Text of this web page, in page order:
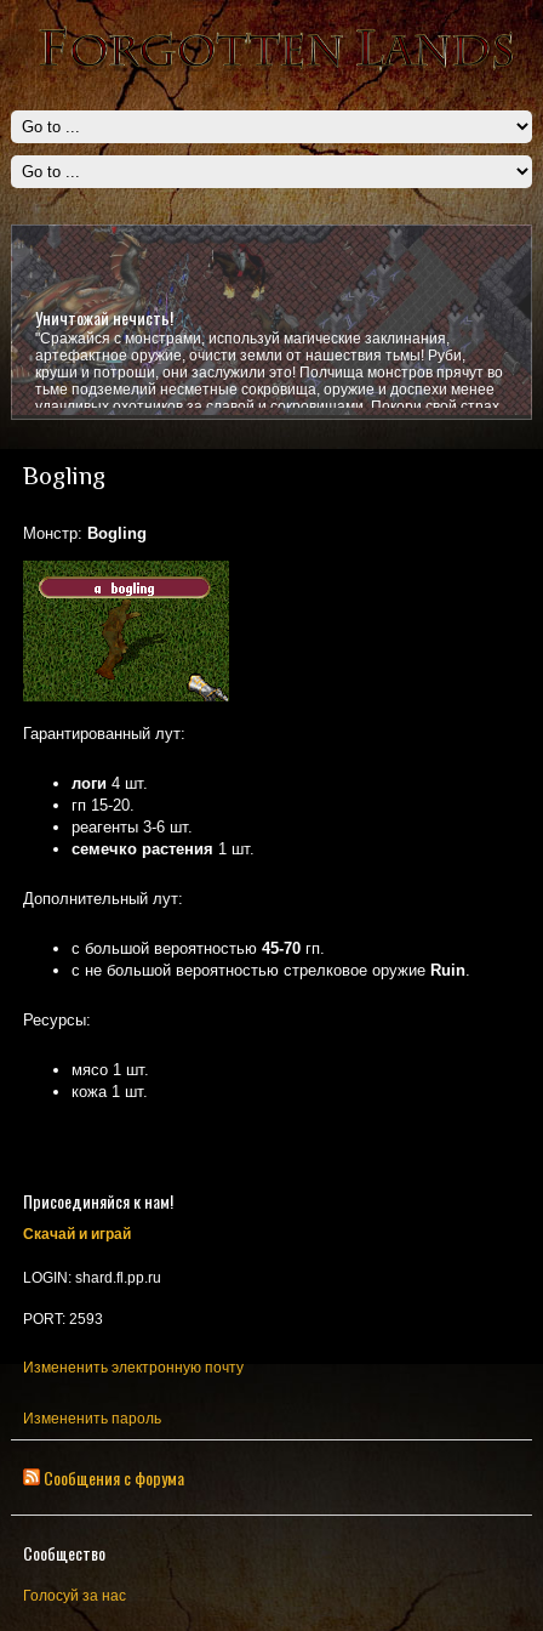
Уничтожай нечисть!
"Сражайся с монстрами, используй магические заклинания,
артефактное оружие, очисти земли от нашествия тьмы! Руби,
круши и потроши, они заслужили это! Полчища монстров прячут во
тьме подземелий несметные сокровища, оружие и доспехи менее
удачливых охотников за славой и сокровищами. Покори свой страх,
покажи им кто тут главный!
Bogling
Монстр: Bogling
Гарантированный лут:
логи4 шт.
гп 15-20.
реагенты 3-6 шт.
семечко растения 1 шт.
Дополнительный лут:
с большой вероятностью 45-70гп.
с не большой вероятностью стрелковое оружие Ruin.
Ресурсы:
мясо 1 шт.
кожа 1 шт.
Присоединяйся к нам!
Скачай и играй
LOGIN: shard.fl.pp.ru
PORT: 2593
Измененить электронную почту
Измененить пароль
Сообщения с форума
Сообщество
Голосуй за нас